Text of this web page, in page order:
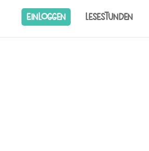
Einloggen Lesestunden